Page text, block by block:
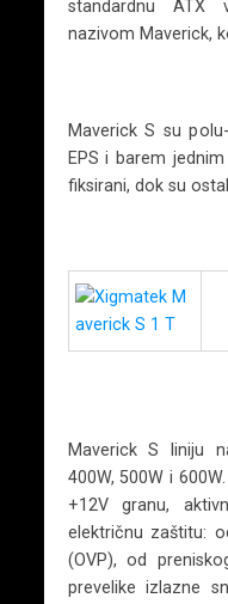
standardnu ATX
nazivom Maverick,
Maverick S su
EPS i barem
fiksirani, dok su
Maverick S liniju
400W, 500W i
+12V granu,
električnu zaštitu:
(OVP), od
prevelike izlazne